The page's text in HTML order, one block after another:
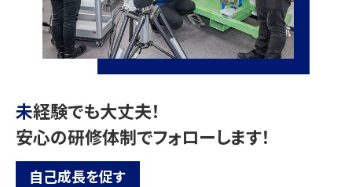
未経験でも大丈夫！
安心の研修体制でフォローします！
自己成長を促す